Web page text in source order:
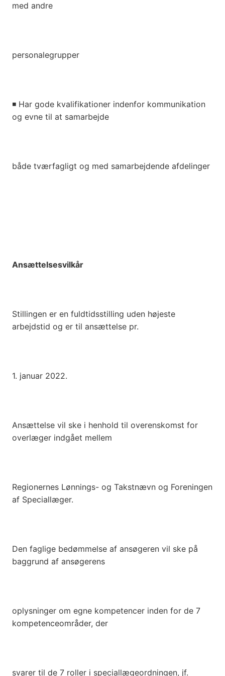
med andre
personalegrupper
◾ Har gode kvalifikationer indenfor kommunikation
og evne til at samarbejde
både tværfagligt og med samarbejdende afdelinger
Ansættelsesvilkår
Stillingen er en fuldtidsstilling uden højeste
arbejdstid og er til ansættelse pr.
1. januar 2022.
Ansættelse vil ske i henhold til overenskomst for
overlæger indgået mellem
Regionernes Lønnings- og Takstnævn og Foreningen
af Speciallæger.
Den faglige bedømmelse af ansøgeren vil ske på
baggrund af ansøgerens
oplysninger om egne kompetencer inden for de 7
kompetenceområder, der
svarer til de 7 roller i speciallægeordningen, jf.